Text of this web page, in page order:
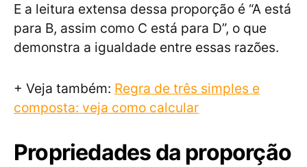
E a leitura extensa dessa proporção é “A está
para B, assim como C está para D”, o que
demonstra a igualdade entre essas razões.
+ Veja também: Regra de três simples e
composta: veja como calcular
Propriedades da proporção